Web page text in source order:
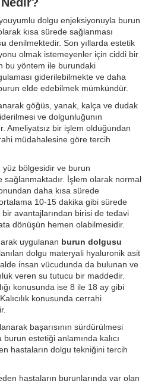
dolgu enjeksiyonuyla burun
kısa sürede sağlanması
denilmektedir. Son yıllarda estetik
olmak istemeyenler için ciddi bir
bu yöntem ile burundaki
giderilebilmekte ve daha
elde edebilmek mümkündür.
göğüs, yanak, kalça ve dudak
ve dolgunluğunın
Ameliyatsız bir işlem olduğundan
müdahalesine göre tercih
yüz bölgesidir ve burun
sağlanmaktadır. İşlem olarak normal
daha kısa sürede
10-15 dakika gibi sürede
bir avantajlarından birisi de tedavi
dönüşün hemen olabilmesidir.
uygulanan burun dolgusu
dolgu materyali hyaluronik asit
insan vücudunda da bulunan ve
veren su tutucu bir maddedir.
konusunda ise 8 ile 18 ay gibi
konusunda cerrahi
başarısının sürdürülmesi
burun estetiği anlamında kalıcı
hastaların dolgu tekniğini tercih
hastaların burunlarında var olan